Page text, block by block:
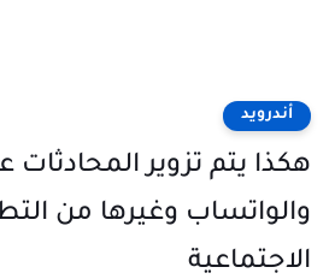
أندرويد
هكذا يتم تزوير
والواتساب وغيرها من
الاجتماعية